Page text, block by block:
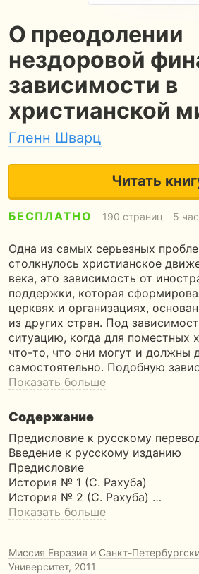
О преодолении
нездоровой
зависимости в
христианской
Гленн Шварц
Читать
БЕСПЛАТНО 190 страниц 5
Одна из самых серьезных
столкнулось христианское
века, это зависимость от
поддержки, которая
церквях и организациях,
из других стран. Под
ситуацию, когда для поместных
что-то, что они могут и должны
самостоятельно. Подобную
Показать больше
Содержание
Предисловие к русскому
Введение к русскому изданию
Предисловие
История № 1 (С. Рахуба)
История № 2 (С. Рахуба) …
Показать больше
Миссия Евразия и Санкт-
Университет, 2011